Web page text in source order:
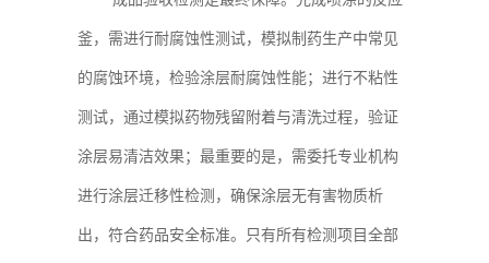
釜，需进行耐腐蚀性测试，模拟制药生产中常见
的腐蚀环境，检验涂层耐腐蚀性能；进行不粘性
测试，通过模拟药物残留附着与清洗过程，验证
涂层易清洁效果；最重要的是，需委托专业机构
进行涂层迁移性检测，确保涂层无有害物质析
出，符合药品安全标准。只有所有检测项目全部